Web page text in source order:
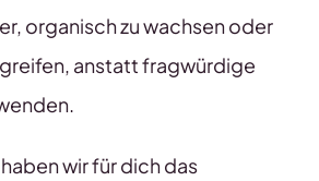
organisch zu wachsen oder
anstatt fragwürdige
wir für dich das